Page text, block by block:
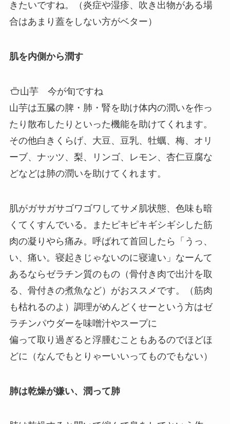
きたいですね。（炎症や湿疹、吹き出物がある場
合はあまり蓋をしない方がベター）
肌を内側から潤す
山芋 今が旬ですね
山芋は五臓の脾・肺・腎を助け体内の潤いを作っ
たり散布したりといった機能を助けてくれます。
その他白きくらげ、大豆、豆乳、牡蠣、梅、オリ
ーブ、ナッツ、梨、リンゴ、レモン、杏仁豆腐な
どなどは肺の潤いを助けてくれます。
肌がガサガサゴワゴワしてサメ肌状態、色味も暗
くてくすんでいる。またピキピキギシギシした筋
肉の凝りやら痛み。呼ばれて首回したら「うっ、
い、痛い。寝起きじゃないのに寝違い」なーんて
あるならゼラチン質のもの（骨付き肉で出汁を取
る、骨付きの煮魚など）がおススメです。（筋肉
も枯れるのよ）調理がめんどくせーという方はゼ
ラチンパウダーを味噌汁やスープに
偏って取り過ぎると浮腫むこともあるのでほどほ
どに（なんでもとりゃーいいってものでもない）
肺は乾燥が嫌い、潤って肺